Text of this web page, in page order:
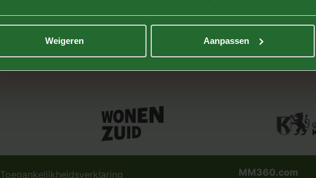
Weigeren Aanpassen
Toegankelijkheidsverklaring MM360.com